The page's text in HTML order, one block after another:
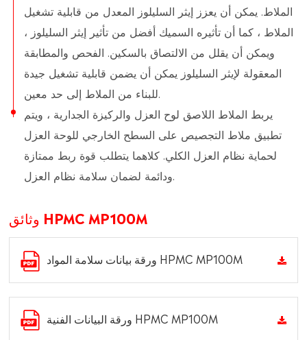
الملاط. يمكن أن يعزز إيثر السليلوز المعدل من قابلية تشغيل
الملاط ، كما أن تأثيره السميك أفضل من تأثير إيثر السليلوز ،
ويمكن أن يقلل من الالتصاق بالسكين. الفحص والمطابقة
المعقولة لإيثر السليلوز يمكن أن يضمن قابلية تشغيل جيدة
يربط الملاط اللاصق لوح العزل والركيزة الجدارية ، ويتم
تطبيق ملاط التجصيص على السطح الخارجي للوحة العزل
لحماية نظام العزل الكلي. كلاهما يتطلب قوة ربط ممتازة
وثائق HPMC MP100M
ورقة بيانات سلامة المواد HPMC MP100M
ورقة البيانات الفنية HPMC MP100M